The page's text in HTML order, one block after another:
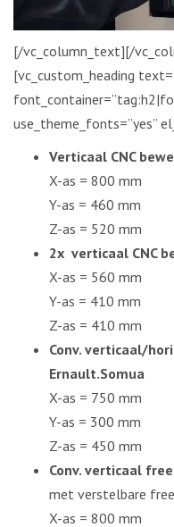
[/vc_column_text][/
[vc_custom_heading
use_theme_fonts=”yes”
Verticaal CNC
X-as = 800 mm
Y-as = 460 mm
Z-as = 520 mm
2x verticaal CNC
X-as = 560 mm
Y-as = 410 mm
Z-as = 410 mm
Conv. verticaal/
Ernault.Somua
X-as = 750 mm
Y-as = 300 mm
Z-as = 450 mm
Conv. verticaal
met verstelbare
X-as = 800 mm